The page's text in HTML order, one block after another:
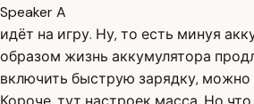
Speaker A
идёт на игру. Ну, то есть минуя
образом жизнь аккумулятора
включить быструю зарядку, можно